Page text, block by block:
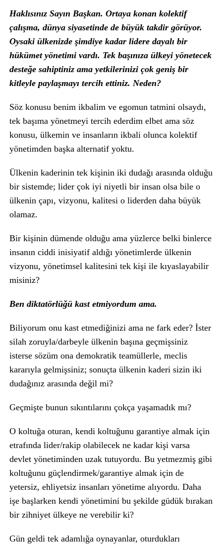
Haklısınız Sayın Başkan. Ortaya konan kolektif
çalışma, dünya siyasetinde de büyük takdir görüyor.
Oysaki ülkenizde şimdiye kadar lidere dayalı bir
hükümet yönetimi vardı. Tek başınıza ülkeyi yönetecek
desteğe sahiptiniz ama yetkilerinizi çok geniş bir
kitleyle paylaşmayı tercih ettiniz. Neden?
Söz konusu benim ikbalim ve egomun tatmini olsaydı,
tek başıma yönetmeyi tercih ederdim elbet ama söz
konusu, ülkemin ve insanların ikbali olunca kolektif
yönetimden başka alternatif yoktu.
Ülkenin kaderinin tek kişinin iki dudağı arasında olduğu
bir sistemde; lider çok iyi niyetli bir insan olsa bile o
ülkenin çapı, vizyonu, kalitesi o liderden daha büyük
olamaz.
Bir kişinin dümende olduğu ama yüzlerce belki binlerce
insanın ciddi inisiyatif aldığı yönetimlerde ülkenin
vizyonu, yönetimsel kalitesini tek kişi ile kıyaslayabilir
misiniz?
Ben diktatörlüğü kast etmiyordum ama.
Biliyorum onu kast etmediğinizi ama ne fark eder? İster
silah zoruyla/darbeyle ülkenin başına geçmişsiniz
isterse sözüm ona demokratik teamüllerle, meclis
kararıyla gelmişsiniz; sonuçta ülkenin kaderi sizin iki
dudağınız arasında değil mi?
Geçmişte bunun sıkıntılarını çokça yaşamadık mı?
O koltuğa oturan, kendi koltuğunu garantiye almak için
etrafında lider/rakip olabilecek ne kadar kişi varsa
devlet yönetiminden uzak tutuyordu. Bu yetmezmiş gibi
koltuğunu güçlendirmek/garantiye almak için de
yetersiz, ehliyetsiz insanları yönetime alıyordu. Daha
işe başlarken kendi yönetimini bu şekilde güdük bırakan
bir zihniyet ülkeye ne verebilir ki?
Gün geldi tek adamlığa oynayanlar, oturdukları